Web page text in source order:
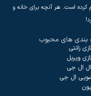
کرده است. هر آنچه برای خانه و
بندی های محبوب
زانتی
ویربل
ال جی
ال جی